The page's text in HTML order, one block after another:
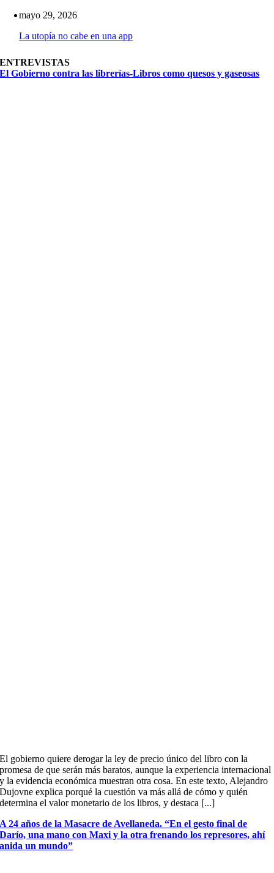
mayo 29, 2026
La utopía no cabe en una app
ENTREVISTAS
El Gobierno contra las librerías-Libros como quesos y gaseosas
El gobierno quiere derogar la ley de precio único del libro con la
promesa de que serán más baratos, aunque la experiencia internacional
y la evidencia económica muestran otra cosa. En este texto, Alejandro
Dujovne explica porqué la cuestión va más allá de cómo y quién
determina el valor monetario de los libros, y destaca [...]
A 24 años de la Masacre de Avellaneda. “En el gesto final de
Darío, una mano con Maxi y la otra frenando los represores, ahí
anida un mundo”